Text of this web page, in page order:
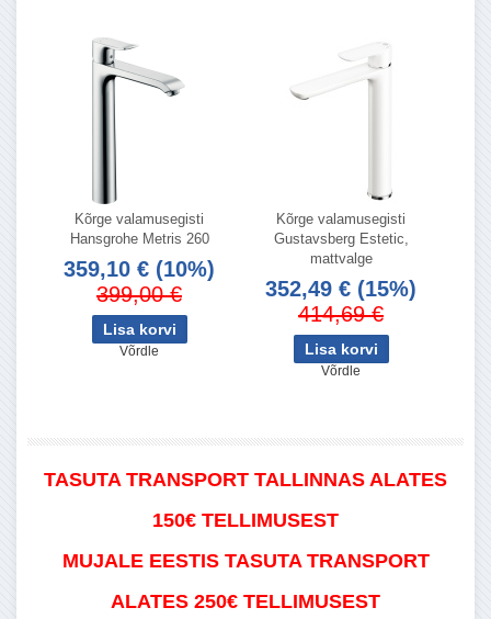
Kõrge valamusegisti
Hansgrohe Metris 260
359,10 € (10%)
399,00 €
Võrdle
Kõrge valamusegisti
Gustavsberg Estetic,
mattvalge
352,49 € (15%)
414,69 €
Võrdle
TASUTA TRANSPORT TALLINNAS ALATES
150€ TELLIMUSEST
MUJALE EESTIS TASUTA TRANSPORT
ALATES 250€ TELLIMUSEST